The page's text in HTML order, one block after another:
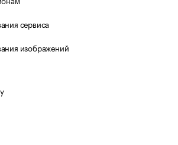
сервиса
изображений